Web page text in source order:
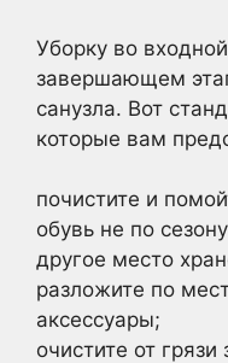
Уборку во
завершающем
санузла. Вот
которые вам
почистите и
обувь не по
другое место
разложите по
аксессуары;
очистите от грязи